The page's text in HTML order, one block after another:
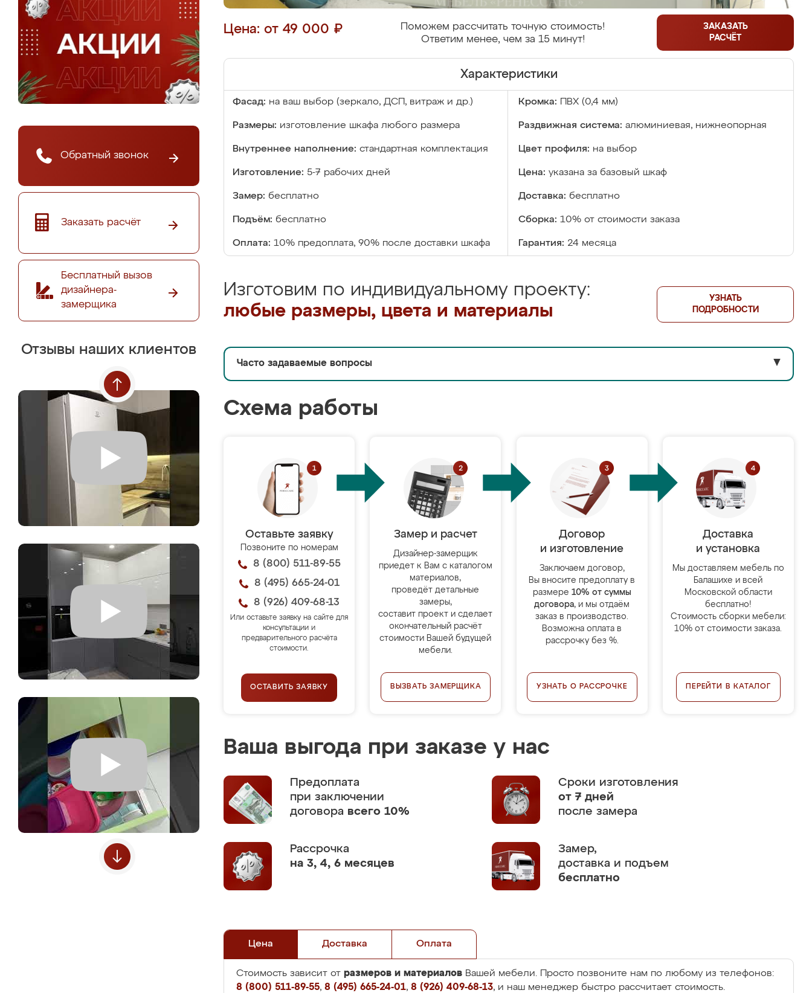
Обратный звонок
Заказать расчёт
Бесплатный вызов
дизайнера-
замерщика
Отзывы наших клиентов
Цена: от 49 000 ₽
Поможем рассчитать точную стоимость!
Ответим менее, чем за 15 минут!
ЗАКАЗАТЬ
РАСЧЁТ
Характеристики
Фасад: на ваш выбор (зеркало, ДСП, витраж и др.) Кромка: ПВХ (0,4 мм)
Размеры: изготовление шкафа любого размера Раздвижная система: алюминиевая, нижнеопорная
Внутреннее наполнение: стандартная комплектация Цвет профиля: на выбор
Изготовление: 5-7 рабочих дней Цена: указана за базовый шкаф
Замер: бесплатно Доставка: бесплатно
Подъём: бесплатно Сборка: 10% от стоимости заказа
Оплата: 10% предоплата, 90% после доставки шкафа Гарантия: 24 месяца
Изготовим по индивидуальному проекту:
любые размеры, цвета и материалы
УЗНАТЬ
ПОДРОБНОСТИ
Часто задаваемые вопросы ▼
Схема работы
Оставьте заявку
Позвоните по номерам
8 (800) 511-89-55
8 (495) 665-24-01
8 (926) 409-68-13
Или оставьте заявку на сайте для
консультации и
предварительного расчёта
стоимости.
ОСТАВИТЬ ЗАЯВКУ
Замер и расчет
Дизайнер-замерщик
приедет к Вам с каталогом
материалов,
проведёт детальные
замеры,
составит проект и сделает
окончательный расчёт
стоимости Вашей будущей
мебели.
ВЫЗВАТЬ ЗАМЕРЩИКА
Договор
и изготовление
Заключаем договор,
Вы вносите предоплату в
размере 10% от суммы
договора, и мы отдаём
заказ в производство.
Возможна оплата в
рассрочку без %.
УЗНАТЬ О РАССРОЧКЕ
Доставка
и установка
Мы доставляем мебель по
Балашихе и всей
Московской области
бесплатно!
Стоимость сборки мебели:
10% от стоимости заказа.
ПЕРЕЙТИ В КАТАЛОГ
Ваша выгода при заказе у нас
Предоплата
при заключении
договора всего 10%
Сроки изготовления
от 7 дней
после замера
Рассрочка
на 3, 4, 6 месяцев
Замер,
доставка и подъем
бесплатно
Цена Доставка Оплата
Стоимость зависит от размеров и материалов Вашей мебели. Просто позвоните нам по любому из телефонов:
8 (800) 511-89-55, 8 (495) 665-24-01, 8 (926) 409-68-13, и наш менеджер быстро рассчитает стоимость.